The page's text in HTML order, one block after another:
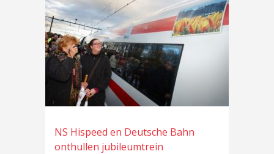
NS Hispeed en Deutsche Bahn
onthullen jubileumtrein